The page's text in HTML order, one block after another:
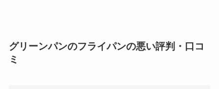
グリーンパンのフライパンの悪い評判・口コ
ミ